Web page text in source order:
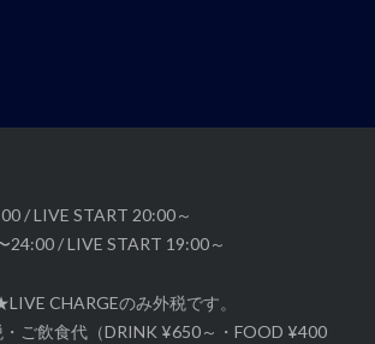
/ LIVE START 20:00～
24:00 / LIVE START 19:00～
CHARGEのみ外税です。
ご飲食代（DRINK ¥650～・FOOD ¥400